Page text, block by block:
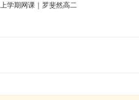
程学期网课｜罗斐然高二